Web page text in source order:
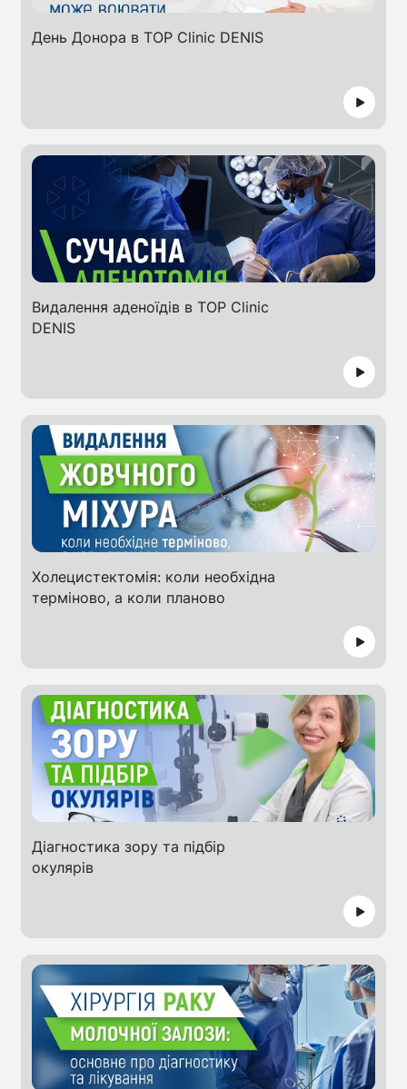
День Донора в TOP Clinic DENIS
Видалення аденоїдів в TOP Clinic
DENIS
Холецистектомія: коли необхідна
терміново, а коли планово
Діагностика зору та підбір
окулярів